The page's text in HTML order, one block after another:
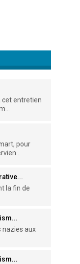
cet entretien
pour
la fin de
nazies aux